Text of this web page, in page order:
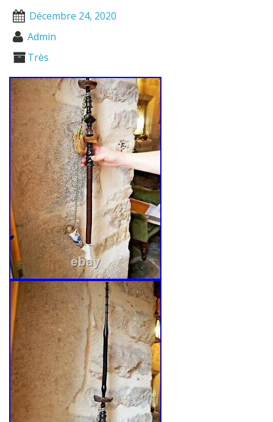
Décembre 24, 2020
Admin
Très